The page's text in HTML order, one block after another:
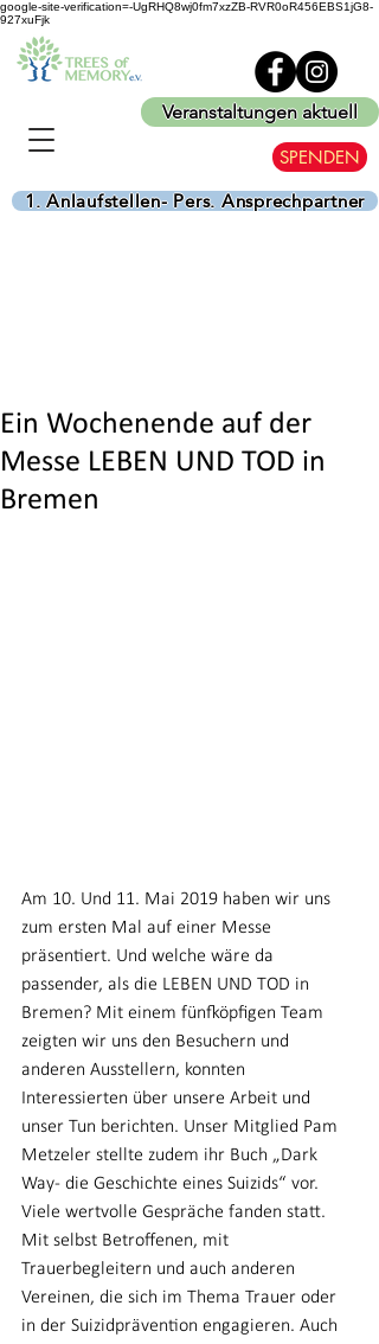
google-site-verification=-UgRHQ8wj0fm7xzZB-RVR0oR456EBS1jG8-
927xuFjk
SPENDEN
Veranstaltungen aktuell
1. Anlaufstellen- Pers. Ansprechpartner
Ein Wochenende auf der
Messe LEBEN UND TOD in
Bremen
Am 10. Und 11. Mai 2019 haben wir uns
zum ersten Mal auf einer Messe
präsentiert. Und welche wäre da
passender, als die LEBEN UND TOD in
Bremen? Mit einem fünfköpfigen Team
zeigten wir uns den Besuchern und
anderen Ausstellern, konnten
Interessierten über unsere Arbeit und
unser Tun berichten. Unser Mitglied Pam
Metzeler stellte zudem ihr Buch „Dark
Way- die Geschichte eines Suizids“ vor.
Viele wertvolle Gespräche fanden statt.
Mit selbst Betroffenen, mit
Trauerbegleitern und auch anderen
Vereinen, die sich im Thema Trauer oder
in der Suizidprävention engagieren. Auch